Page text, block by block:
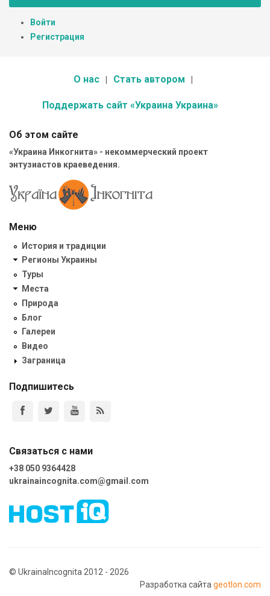
Войти
Регистрация
О нас Стать автором
Поддержать сайт «Украина Украина»
Об этом сайте
«Украина Инкогнита» - некоммерческий проект
энтузиастов краеведения.
Меню
История и традиции
Регионы Украины
Туры
Места
Природа
Блог
Галереи
Видео
Заграница
Подпишитесь
Связаться с нами
+38 050 9364428
ukrainaincognita.com@gmail.com
© UkrainaIncognita 2012 - 2026
Разработка сайта geotlon.com